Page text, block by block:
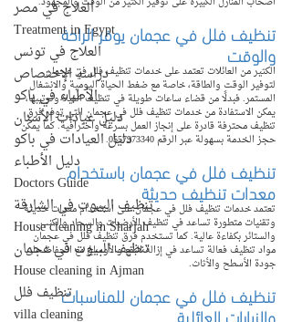
العلاج في مصر
Treatment in Egypt
العلاج في تونس
دراسة الإختصاص
الأطباء في باكو
دليل عيادات الأسنان
دليل العيادات في باكو
دليل الأطباء
Doctors Guide
تنظيف البيوت في الشارقة
House cleaning in Sharjah
تنظيف البيوت في عجمان
House cleaning in Ajman
تنظيف فلل
villa cleaning
تنظيف فلل في عجمان يوفر الراحة
والوقت
الكثير من العائلات تعتمد على خدمات تنظيف فلل في عجمان
لتوفير الوقت والطاقة، خاصة مع ضغط الحياة اليومية والانشغال
المستمر. فبدلًا من قضاء ساعات طويلة في تنظيف الفيلا وترتيبها،
يمكن الاستفادة من خدمات تنظيف فلل في عجمان التي توفر فرق
تنظيف محترفة قادرة على إنجاز العمل بسرعة واحترافية. كما يمكن
حجز الخدمة بسهولة عبر الرقم 0557973340.
تنظيف فلل في عجمان باستخدام
معدات تنظيف حديثة
تعتمد خدمات تنظيف فلل في عجمان على استخدام معدات حديثة
وتقنيات متطورة تساعد في تنظيف الأرضيات والسجاد والكنب
والستائر بكفاءة عالية. كما تستخدم فرق تنظيف فلل في عجمان
مواد تنظيف فعالة تساعد في إزالة البقع والأوساخ مع الحفاظ على
جودة الأسطح والأثاث.
تنظيف فلل في عجمان للمناسبات
والزيارات العائلية